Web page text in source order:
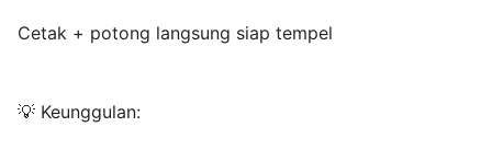
Cetak + potong langsung siap tempel
💡 Keunggulan: